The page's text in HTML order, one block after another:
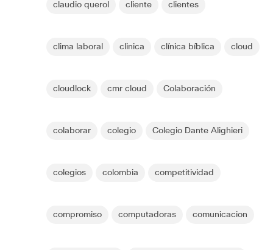
claudio querol cliente clientes
clima laboral clinica clínica bíblica cloud
cloudlock cmr cloud Colaboración
colaborar colegio Colegio Dante Alighieri
colegios colombia competitividad
compromiso computadoras comunicacion